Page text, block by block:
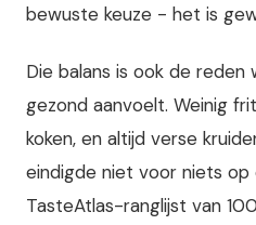
bewuste keuze - het is
Die balans is ook de
gezond aanvoelt. Weinig
koken, en altijd verse
eindigde niet voor niets op
TasteAtlas-ranglijst van